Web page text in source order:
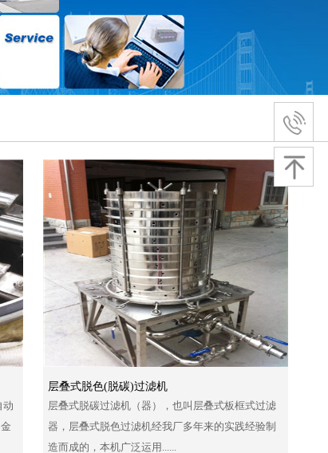
动
层叠式脱色(脱碳)过滤机
层叠式脱碳过滤机（器），也叫层叠式板框式过滤
器，层叠式脱色过滤机经我厂多年来的实践经验制
造而成的，本机广泛运用......